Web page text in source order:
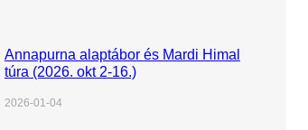
Annapurna alaptábor és Mardi Himal
túra (2026. okt 2-16.)
2026-01-04